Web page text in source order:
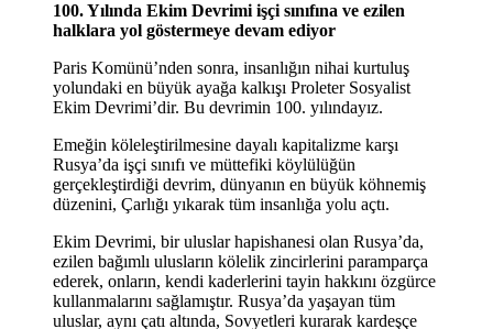
100. Yılında Ekim Devrimi işçi sınıfına ve ezilen
halklara yol göstermeye devam ediyor
Paris Komünü’nden sonra, insanlığın nihai kurtuluş
yolundaki en büyük ayağa kalkışı Proleter Sosyalist
Ekim Devrimi’dir. Bu devrimin 100. yılındayız.
Emeğin köleleştirilmesine dayalı kapitalizme karşı
Rusya’da işçi sınıfı ve müttefiki köylülüğün
gerçekleştirdiği devrim, dünyanın en büyük köhnemiş
düzenini, Çarlığı yıkarak tüm insanlığa yolu açtı.
Ekim Devrimi, bir uluslar hapishanesi olan Rusya’da,
ezilen bağımlı ulusların kölelik zincirlerini paramparça
ederek, onların, kendi kaderlerini tayin hakkını özgürce
kullanmalarını sağlamıştır. Rusya’da yaşayan tüm
uluslar, aynı çatı altında, Sovyetleri kurarak kardeşçe